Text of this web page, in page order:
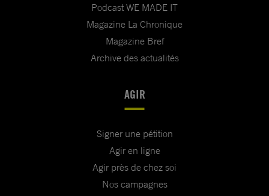
Podcast WE MADE IT
Magazine La Chronique
Magazine Bref
Archive des actualités
AGIR
Signer une pétition
Agir en ligne
Agir près de chez soi
Nos campagnes